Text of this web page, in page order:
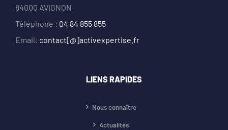
84000 AVIGNON
Téléphone : 04 84 855 855
Email: contact[@]activexpertise.fr
LIENS RAPIDES
Nous connaître
Actualités